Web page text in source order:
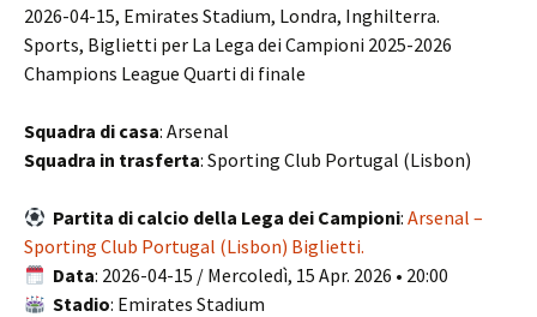
2026-04-15, Emirates Stadium, Londra, Inghilterra.
Sports, Biglietti per La Lega dei Campioni 2025-2026
Champions League Quarti di finale
Squadra di casa: Arsenal
Squadra in trasferta: Sporting Club Portugal (Lisbon)
Partita di calcio della Lega dei Campioni:Arsenal –
Sporting Club Portugal (Lisbon) Biglietti.
Data: 2026-04-15 / Mercoledì, 15 Apr. 2026 • 20:00
Stadio: Emirates Stadium